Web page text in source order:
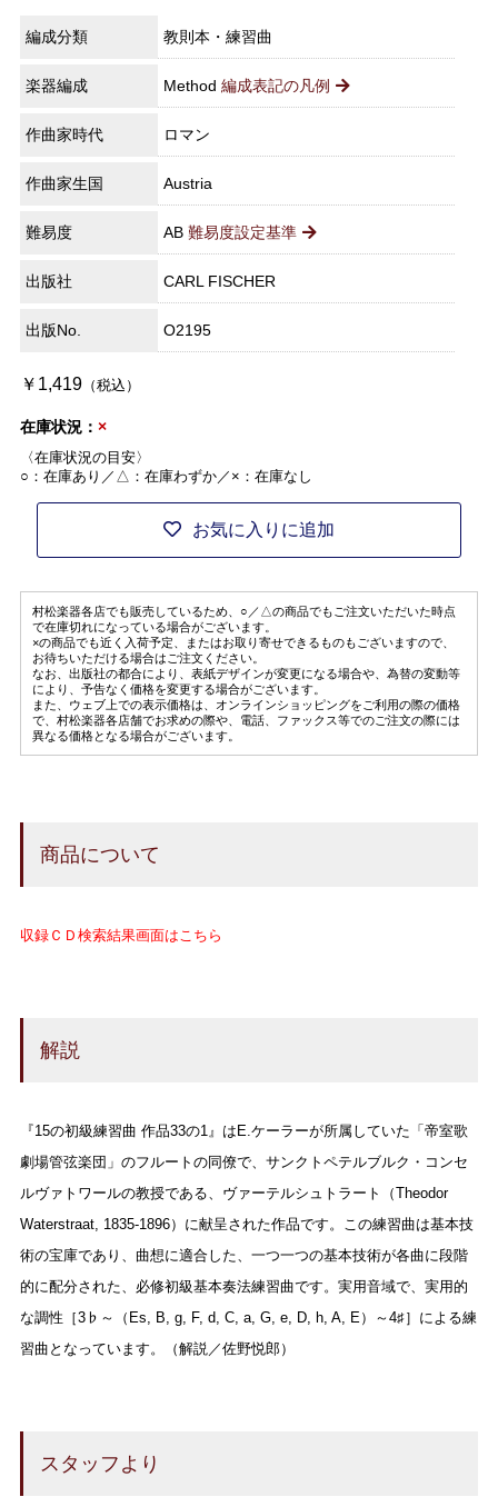
編成分類 教則本・練習曲
楽器編成 Method 編成表記の凡例
作曲家時代 ロマン
作曲家生国 Austria
難易度 AB 難易度設定基準
出版社 CARL FISCHER
出版No. O2195
￥1,419（税込）
在庫状況： ×
〈在庫状況の目安〉
○：在庫あり／△：在庫わずか／×：在庫なし
お気に入りに追加
村松楽器各店でも販売しているため、○／△の商品でもご注文いただいた時点
で在庫切れになっている場合がございます。
×の商品でも近く入荷予定、またはお取り寄せできるものもございますので、
お待ちいただける場合はご注文ください。
なお、出版社の都合により、表紙デザインが変更になる場合や、為替の変動等
により、予告なく価格を変更する場合がございます。
また、ウェブ上での表示価格は、オンラインショッピングをご利用の際の価格
で、村松楽器各店舗でお求めの際や、電話、ファックス等でのご注文の際には
異なる価格となる場合がございます。
商品について
収録ＣＤ検索結果画面はこちら
解説
『15の初級練習曲 作品33の1』はE.ケーラーが所属していた「帝室歌
劇場管弦楽団」のフルートの同僚で、サンクトペテルブルク・コンセ
ルヴァトワールの教授である、ヴァーテルシュトラート（Theodor
Waterstraat, 1835-1896）に献呈された作品です。この練習曲は基本技
術の宝庫であり、曲想に適合した、一つ一つの基本技術が各曲に段階
的に配分された、必修初級基本奏法練習曲です。実用音域で、実用的
な調性［3♭～（Es, B, g, F, d, C, a, G, e, D, h, A, E）～4♯］による練
習曲となっています。（解説／佐野悦郎）
スタッフより